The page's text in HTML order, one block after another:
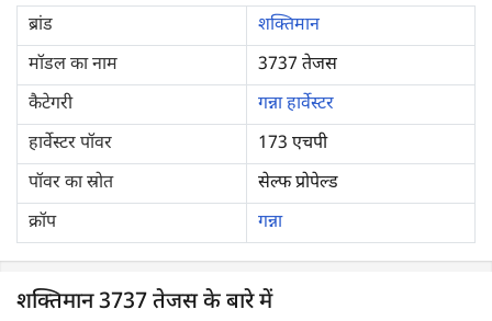
ब्रांड
शक्तिमान
मॉडल का नाम
3737 तेजस
कैटेगरी
गन्ना हार्वेस्टर
हार्वेस्टर पॉवर
173 एचपी
पॉवर का स्रोत
सेल्फ प्रोपेल्ड
क्रॉप
गन्ना
शक्तिमान 3737 तेजस के बारे में